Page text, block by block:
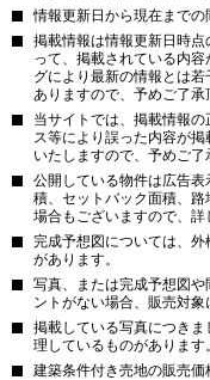
情報更新日から現在までの
掲載情報は情報更新日時
って、掲載されている内
グにより最新の情報とは
ありますので、予めご了承
当サイトでは、掲載情報
ス等により誤った内容が
いたしますので、予めご了
公開している物件は広告
積、セットバック面積、
場合もございますので、詳
完成予想図については、
があります。
写真、または完成予想図
ントがない場合、販売対象
掲載している写真につき
理しているものがあります。
建築条件付き売地の販売価